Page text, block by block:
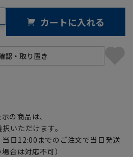
カートに入れる
の商品は、
いただけます。
日12:00までのご注文で当日発送
合は対応不可）